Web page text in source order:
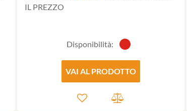
IL PREZZO
Disponibilità:
VAI AL PRODOTTO